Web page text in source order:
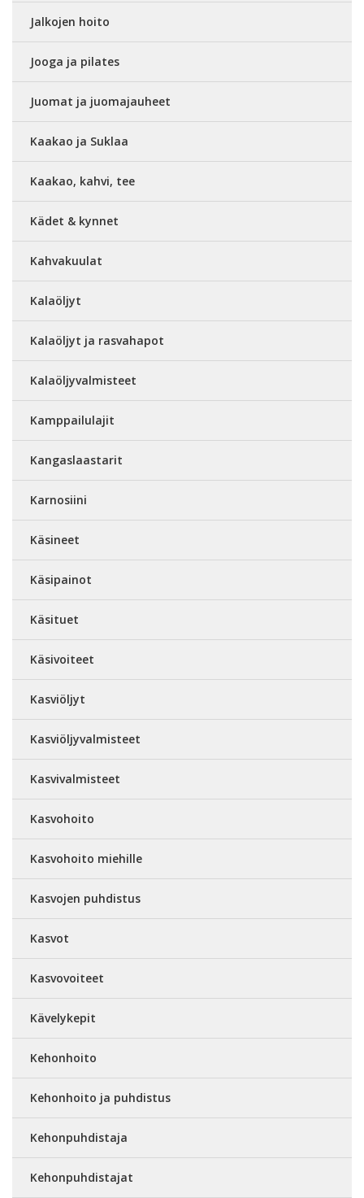
Jalkojen hoito
Jooga ja pilates
Juomat ja juomajauheet
Kaakao ja Suklaa
Kaakao, kahvi, tee
Kädet & kynnet
Kahvakuulat
Kalaöljyt
Kalaöljyt ja rasvahapot
Kalaöljyvalmisteet
Kamppailulajit
Kangaslaastarit
Karnosiini
Käsineet
Käsipainot
Käsituet
Käsivoiteet
Kasviöljyt
Kasviöljyvalmisteet
Kasvivalmisteet
Kasvohoito
Kasvohoito miehille
Kasvojen puhdistus
Kasvot
Kasvovoiteet
Kävelykepit
Kehonhoito
Kehonhoito ja puhdistus
Kehonpuhdistaja
Kehonpuhdistajat